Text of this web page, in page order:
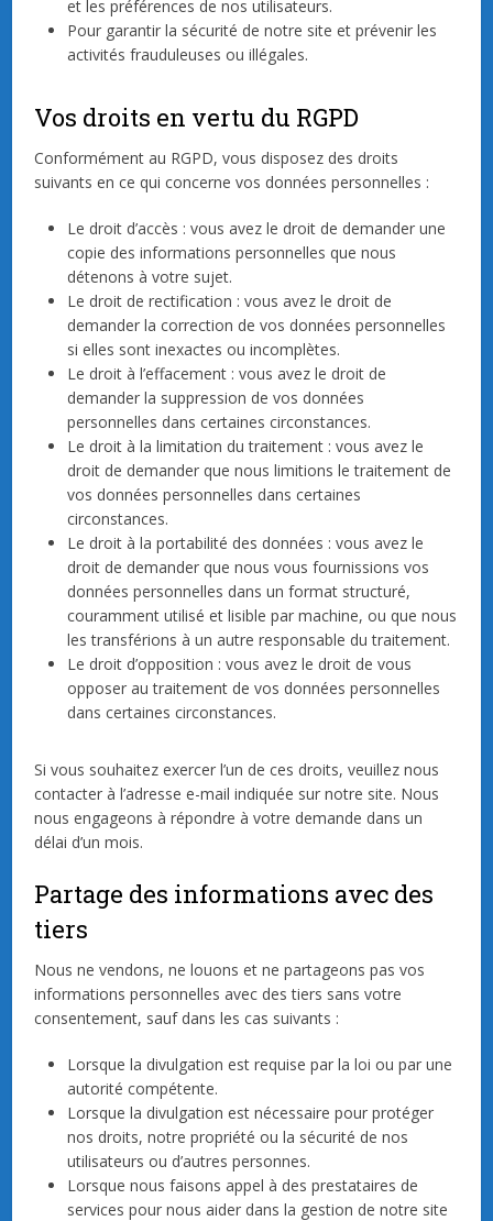
et les préférences de nos utilisateurs.
Pour garantir la sécurité de notre site et prévenir les
activités frauduleuses ou illégales.
Vos droits en vertu du RGPD
Conformément au RGPD, vous disposez des droits
suivants en ce qui concerne vos données personnelles :
Le droit d’accès : vous avez le droit de demander une
copie des informations personnelles que nous
détenons à votre sujet.
Le droit de rectification : vous avez le droit de
demander la correction de vos données personnelles
si elles sont inexactes ou incomplètes.
Le droit à l’effacement : vous avez le droit de
demander la suppression de vos données
personnelles dans certaines circonstances.
Le droit à la limitation du traitement : vous avez le
droit de demander que nous limitions le traitement de
vos données personnelles dans certaines
circonstances.
Le droit à la portabilité des données : vous avez le
droit de demander que nous vous fournissions vos
données personnelles dans un format structuré,
couramment utilisé et lisible par machine, ou que nous
les transférions à un autre responsable du traitement.
Le droit d’opposition : vous avez le droit de vous
opposer au traitement de vos données personnelles
dans certaines circonstances.
Si vous souhaitez exercer l’un de ces droits, veuillez nous
contacter à l’adresse e-mail indiquée sur notre site. Nous
nous engageons à répondre à votre demande dans un
délai d’un mois.
Partage des informations avec des
tiers
Nous ne vendons, ne louons et ne partageons pas vos
informations personnelles avec des tiers sans votre
consentement, sauf dans les cas suivants :
Lorsque la divulgation est requise par la loi ou par une
autorité compétente.
Lorsque la divulgation est nécessaire pour protéger
nos droits, notre propriété ou la sécurité de nos
utilisateurs ou d’autres personnes.
Lorsque nous faisons appel à des prestataires de
services pour nous aider dans la gestion de notre site